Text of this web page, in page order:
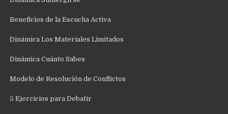
Beneficios de la Escucha Activa
Dinámica Los Materiales Limitados
Dinámica Cuánto Sabes
Modelo de Resolución de Conflictos
5 Ejercicios para Debatir